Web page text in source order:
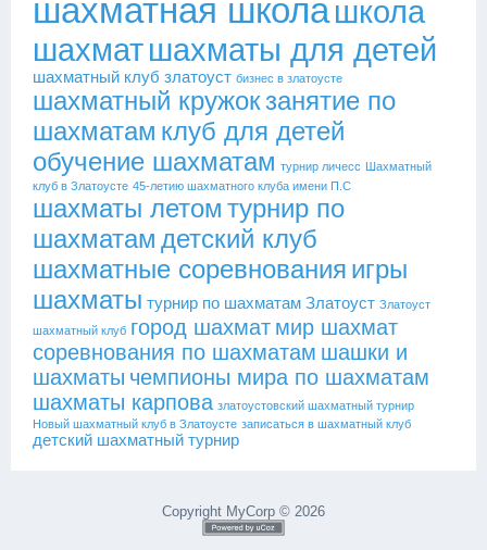
шахматная школашкола
шахматшахматы для детей
шахматный клуб златоуст бизнес в златоусте
шахматный кружокзанятие по
шахматам клуб для детей
обучение шахматам турнир личесс Шахматный
клуб в Златоусте 45-летию шахматного клуба имени П.С
шахматы летом турнир по
шахматам детский клуб
шахматные соревнования игры
шахматы турнир по шахматам Златоуст Златоуст
шахматный клуб город шахмат мир шахмат
соревнования по шахматам шашки и
шахматы чемпионы мира по шахматам
шахматы карпова златоустовский шахматный турнир
Новый шахматный клуб в Златоусте записаться в шахматный клуб
детский шахматный турнир
Copyright MyCorp © 2026